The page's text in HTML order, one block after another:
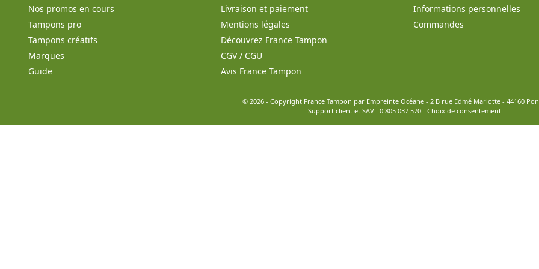
Nos promos en cours
Tampons pro
Tampons créatifs
Marques
Guide
Livraison et paiement
Mentions légales
Découvrez France Tampon
CGV / CGU
Avis France Tampon
Informations personnelles
Commandes
© 2026 - Copyright France Tampon par Empreinte Océane - 2 B rue Edmé Mariotte - 44160
Support client et SAV : 0 805 037 570- Choix de consentement